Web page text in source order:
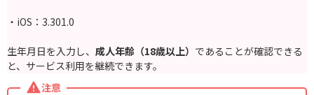
・iOS：3.301.0
生年月日を入力し、 成人年齢（18歳以上） であることが確認できる
と、サービス利用を継続できます。
注意